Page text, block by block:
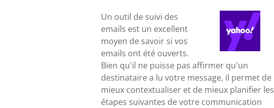
Un outil de suivi des
emails est un excellent
moyen de savoir si vos
emails ont été ouverts.
Bien qu'il ne puisse pas affirmer qu'un
destinataire a lu votre message, il permet de
mieux contextualiser et de mieux planifier les
étapes suivantes de votre communication